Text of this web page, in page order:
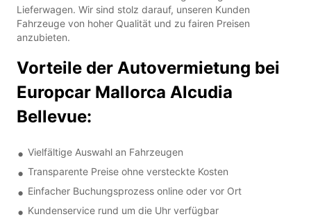
Lieferwagen. Wir sind stolz darauf, unseren Kunden
Fahrzeuge von hoher Qualität und zu fairen Preisen
anzubieten.
Vorteile der Autovermietung bei
Europcar Mallorca Alcudia
Bellevue:
Vielfältige Auswahl an Fahrzeugen
Transparente Preise ohne versteckte Kosten
Einfacher Buchungsprozess online oder vor Ort
Kundenservice rund um die Uhr verfügbar